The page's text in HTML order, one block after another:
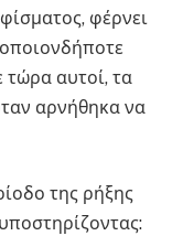
φέρνει
τώρα αυτοί, τα
αρνήθηκα να
της ρήξης